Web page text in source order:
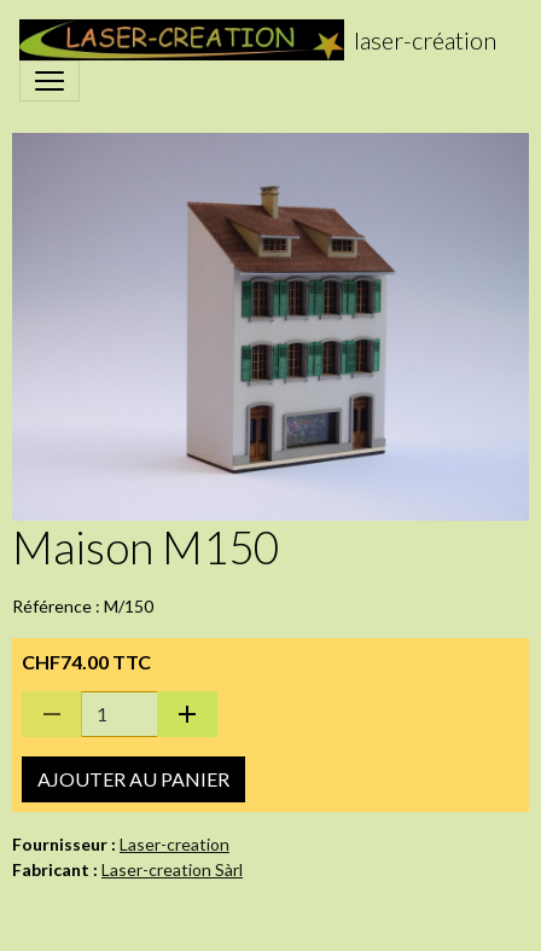
laser-création
Maison M150
Référence : M/150
CHF74.00 TTC
AJOUTER AU PANIER
Fournisseur : Laser-creation
Fabricant : Laser-creation Sàrl